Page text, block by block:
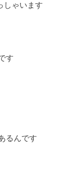
しゃいます
す
るんです